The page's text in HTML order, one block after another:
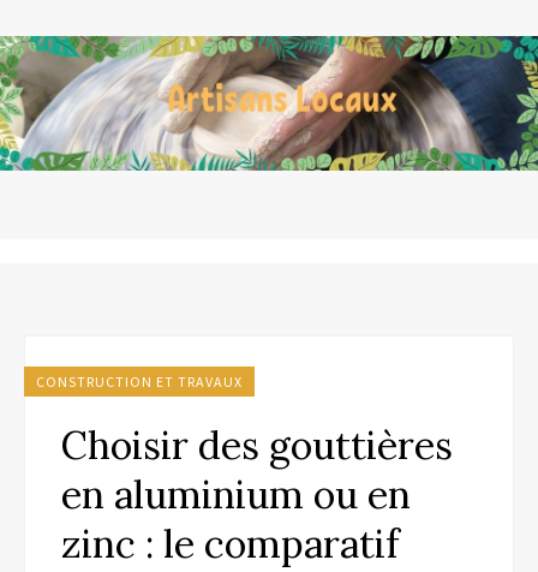
CONSTRUCTION ET TRAVAUX
Choisir des gouttières
en aluminium ou en
zinc : le comparatif